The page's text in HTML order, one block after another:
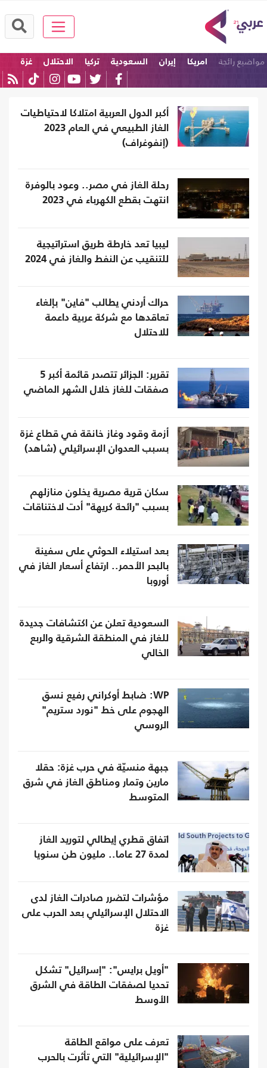
مواضيع رائجة امريكا إيران السعودية تركيا الاحتلال غزة
أكبر الدول العربية امتلاكا لاحتياطيات
الغاز الطبيعي في العام 2023
(إنفوغراف)
رحلة الغاز في مصر.. وعود بالوفرة
انتهت بقطع الكهرباء في 2023
ليبيا تعد خارطة طريق استراتيجية
للتنقيب عن النفط والغاز في 2024
حراك أردني يطالب "فاين" بإلغاء
تعاقدها مع شركة عربية داعمة
للاحتلال
تقرير: الجزائر تتصدر قائمة أكبر 5
صفقات للغاز خلال الشهر الماضي
أزمة وقود وغاز خانقة في قطاع غزة
بسبب العدوان الإسرائيلي (شاهد)
سكان قرية مصرية يخلون منازلهم
بسبب "رائحة كريهة" أدت لاختناقات
بعد استيلاء الحوثي على سفينة
بالبحر الأحمر.. ارتفاع أسعار الغاز في
أوروبا
السعودية تعلن عن اكتشافات جديدة
للغاز في المنطقة الشرقية والربع
الخالي
WP: ضابط أوكراني رفيع نسق
الهجوم على خط "نورد ستريم"
الروسي
جبهة منسيّة في حرب غزة: حقلا
مارين وتمار ومناطق الغاز في شرق
المتوسط
اتفاق قطري إيطالي لتوريد الغاز
لمدة 27 عاما.. مليون طن سنويا
مؤشرات لتضرر صادرات الغاز لدى
الاحتلال الإسرائيلي بعد الحرب على
غزة
"أويل برايس": "إسرائيل" تشكل
تحديا لصفقات الطاقة في الشرق
الأوسط
تعرف على مواقع الطاقة
"الإسرائيلية" التي تأثرت بالحرب